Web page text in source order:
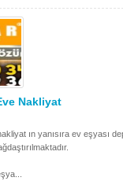
Tokat
Tunceli
Van
Yozgat
Nakliyat
ın yanısıra ev eşyası